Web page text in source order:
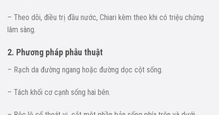
– Theo dõi, điều trị đầu nước, Chiari kèm theo khi có triệu chứng
lâm sàng.
2. Phương pháp phẫu thuật
– Rạch da đường ngang hoặc đường dọc cột sống.
– Tách khối cơ cạnh sống hai bên.